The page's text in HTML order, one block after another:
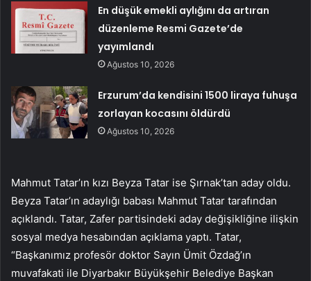
En düşük emekli aylığını da artıran
düzenleme Resmi Gazete’de
yayımlandı
Ağustos 10, 2026
Erzurum’da kendisini 1500 liraya fuhuşa
zorlayan kocasını öldürdü
Ağustos 10, 2026
Mahmut Tatar’ın kızı Beyza Tatar ise Şırnak’tan aday oldu.
Beyza Tatar’ın adaylığı babası Mahmut Tatar tarafından
açıklandı. Tatar, Zafer partisindeki aday değişikliğine ilişkin
sosyal medya hesabından açıklama yaptı. Tatar,
“Başkanımız profesör doktor Sayın Ümit Özdağ’ın
muvafakati ile Diyarbakır Büyükşehir Belediye Başkan